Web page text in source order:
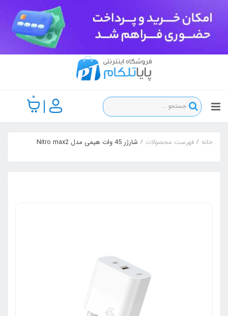
0
خانه فهرست محصولات شارژر 45 وات هیمی مدل Nitro max2